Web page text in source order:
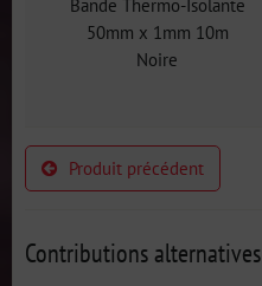
Bande Thermo-Isolante
50mm x 1mm 10m
Noire
Produit précédent
Contributions alternatives